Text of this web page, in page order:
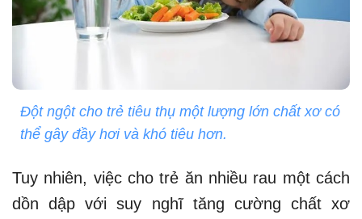
Đột ngột cho trẻ tiêu thụ một lượng lớn chất xơ có
thể gây đầy hơi và khó tiêu hơn.
Tuy nhiên, việc cho trẻ ăn nhiều rau một cách
dồn dập với suy nghĩ tăng cường chất xơ